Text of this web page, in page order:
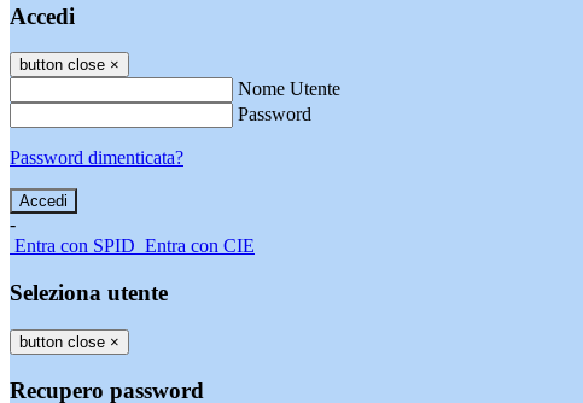
Accedi
button close ×
Nome Utente
Password
Password dimenticata?
-
Entra con SPID Entra con CIE
Seleziona utente
button close ×
Recupero password